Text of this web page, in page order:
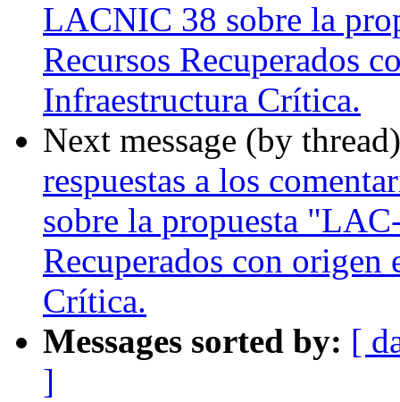
LACNIC 38 sobre la
Recursos Recuperados
Infraestructura Crítica.
Next message (by
respuestas a los
sobre la propuesta
Recuperados con origen
Crítica.
Messages sorted by: [
]